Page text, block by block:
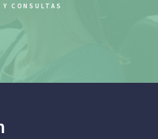
CONSULTAS